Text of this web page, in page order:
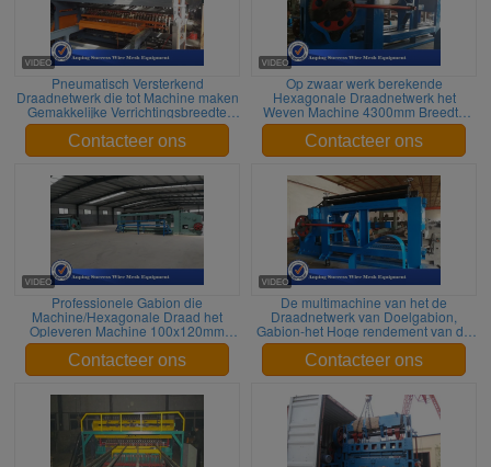
Pneumatisch Versterkend
Draadnetwerk die tot Machine maken
Gemakkelijke Verrichtingsbreedte
2500mm
Contacteer ons
Op zwaar werk berekende
Hexagonale Draadnetwerk het
Weven Machine 4300mm Breedte
Met geringe geluidssterkte
Contacteer ons
Professionele Gabion die
Machine/Hexagonale Draad het
Opleveren Machine 100x120mm
maken
Contacteer ons
De multimachine van het de
Draadnetwerk van Doelgabion,
Gabion-het Hoge rendement van de
Doosmachine
Contacteer ons